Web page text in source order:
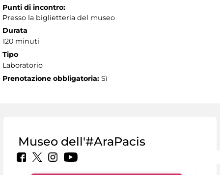
Punti di incontro:
Presso la biglietteria del museo
Durata
120 minuti
Tipo
Laboratorio
Prenotazione obbligatoria: Sì
Museo dell'#AraPacis